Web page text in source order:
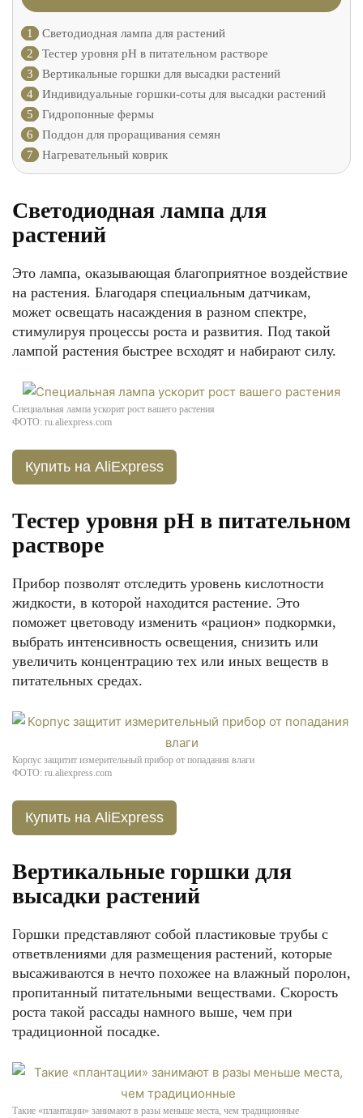
1
Светодиодная лампа для растений
2
Тестер уровня pH в питательном растворе
3
Вертикальные горшки для высадки растений
4
Индивидуальные горшки-соты для высадки растений
5
Гидропонные фермы
6
Поддон для проращивания семян
7
Нагревательный коврик
Светодиодная лампа для
растений
Это лампа, оказывающая благоприятное воздействие
на растения. Благодаря специальным датчикам,
может освещать насаждения в разном спектре,
стимулируя процессы роста и развития. Под такой
лампой растения быстрее всходят и набирают силу.
Специальная лампа ускорит рост вашего растения
ФОТО: ru.aliexpress.com
Купить на AliExpress
Тестер уровня pH в питательном
растворе
Прибор позволят отследить уровень кислотности
жидкости, в которой находится растение. Это
поможет цветоводу изменить «рацион» подкормки,
выбрать интенсивность освещения, снизить или
увеличить концентрацию тех или иных веществ в
питательных средах.
Корпус защитит измерительный прибор от попадания влаги
ФОТО: ru.aliexpress.com
Купить на AliExpress
Вертикальные горшки для
высадки растений
Горшки представляют собой пластиковые трубы с
ответвлениями для размещения растений, которые
высаживаются в нечто похожее на влажный поролон,
пропитанный питательными веществами. Скорость
роста такой рассады намного выше, чем при
традиционной посадке.
Такие «плантации» занимают в разы меньше места, чем традиционные